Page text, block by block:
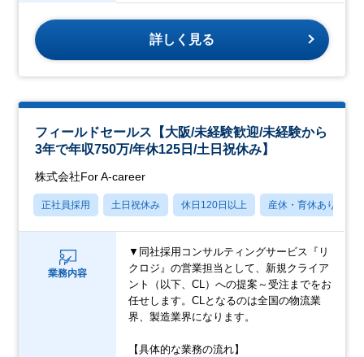
詳しく見る
フィールドセールス【大阪/未経験歓迎/未経験から
3年で年収750万/年休125日/土日祝休み】
株式会社For A-career
正社員採用 土日祝休み 休日120日以上 産休・育休あり
業務内容
▼同社採用コンサルティングサービス『リ
クロジ』の営業担当として、新規クライア
ント（以下、CL）への提案～受注までをお
任せします。CLとなるのは全国の物流業
界、製造業界になります。
【具体的な業務の流れ】